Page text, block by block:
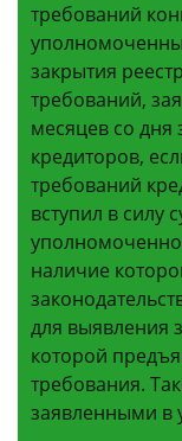
требований
закрытия
требований,
месяцев со дня
кредиторов,
требований
вступил в силу
наличие
для выявления
которой
требования.
заявленными в